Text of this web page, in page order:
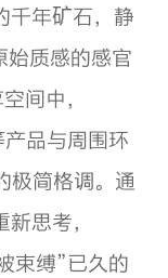
千年矿石，静
始质感的感官
间中，
品与周围环
极简格调。通
思考，
束缚”已久的